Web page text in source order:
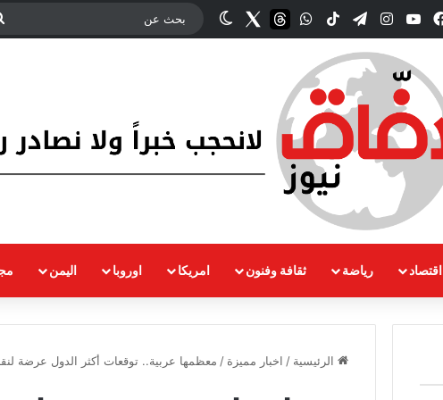
فيسبوك‫YouTubeانستقرام
تيلقرام ‫TikTokواتسابthreads
Twitterالوضع المظلم
اقتصاد رياضة ثقافة وفنون امريكا اوروبا اليمن
الرئيسية / اخبار مميزة / معظمها عربية.. توقعات أكثر الدول عرضة لنقص